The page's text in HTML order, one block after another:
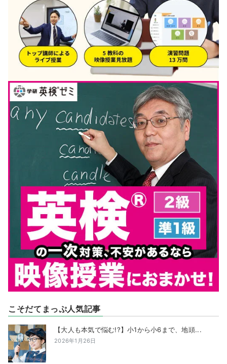
こそだてまっぷ人気記事
【大人も本気で悩む!?】小1から小6まで、地頭...
2026年1月26日